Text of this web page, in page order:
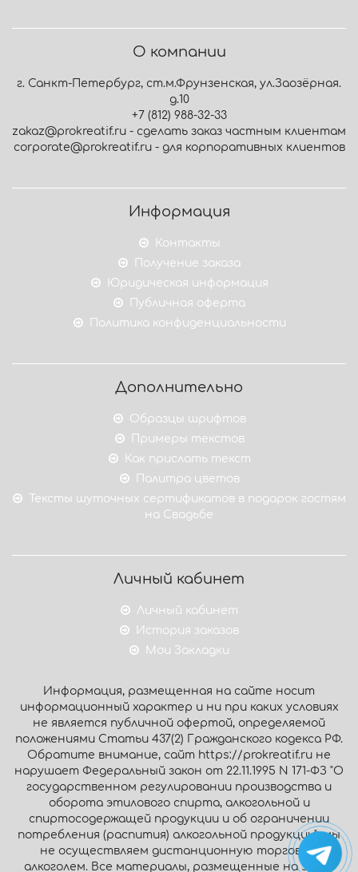
О компании
г. Санкт-Петербург, ст.м.Фрунзенская, ул.Заозёрная.
д.10
+7 (812) 988-32-33
zakaz@prokreatif.ru - сделать заказ частным клиентам
corporate@prokreatif.ru - для корпоративных клиентов
Информация
Контакты
Получение заказа
Юридическая информация
Публичная оферта
Политика конфиденциальности
Дополнительно
Образцы шрифтов
Примеры текстов
Как прислать текст
Палитра цветов
Тексты шуточных сертификатов в подарок гостям
на Свадьбе
Личный кабинет
Личный кабинет
История заказов
Мои Закладки
Информация, размещенная на сайте носит
информационный характер и ни при каких условиях
не является публичной офертой, определяемой
положениями Статьи 437(2) Гражданского кодекса РФ.
Обратите внимание, сайт https://prokreatif.ru не
нарушает Федеральный закон от 22.11.1995 N 171-ФЗ "О
государственном регулировании производства и
оборота этилового спирта, алкогольной и
спиртосодержащей продукции и об ограничении
потребления (распития) алкогольной продукции": мы
не осуществляем дистанционную торговлю
алкоголем. Все материалы, размещенные на этом